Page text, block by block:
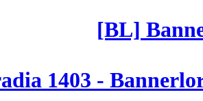
[BL]
1403 -